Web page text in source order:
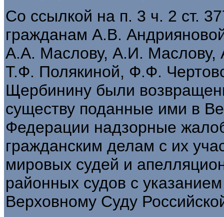
Со ссылкой на п. 3 ч. 2 ст.
гражданам А.В.
А.А. Маслову, А.И.
Т.Ф. Полякиной, Ф.Ф.
Щербинину были
существу поданные ими в
Федерации надзорные
гражданским делам с их
мировых судей и
районных судов с
Верховному Суду